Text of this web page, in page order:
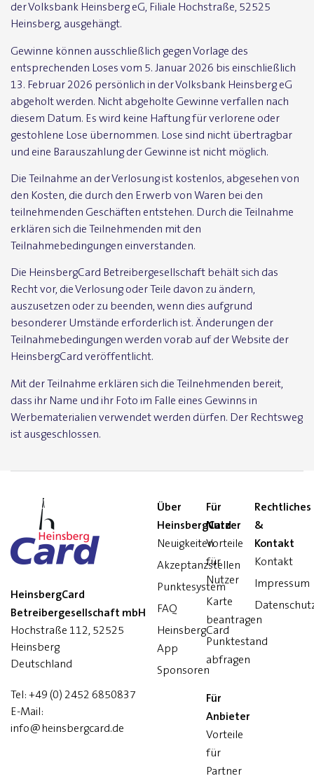
der Volksbank Heinsberg eG, Filiale Hochstraße, 52525
Heinsberg, ausgehängt.
Gewinne können ausschließlich gegen Vorlage des
entsprechenden Loses vom 5. Januar 2026 bis einschließlich
13. Februar 2026 persönlich in der Volksbank Heinsberg eG
abgeholt werden. Nicht abgeholte Gewinne verfallen nach
diesem Datum. Es wird keine Haftung für verlorene oder
gestohlene Lose übernommen. Lose sind nicht übertragbar
und eine Barauszahlung der Gewinne ist nicht möglich.
Die Teilnahme an der Verlosung ist kostenlos, abgesehen von
den Kosten, die durch den Erwerb von Waren bei den
teilnehmenden Geschäften entstehen. Durch die Teilnahme
erklären sich die Teilnehmenden mit den
Teilnahmebedingungen einverstanden.
Die HeinsbergCard Betreibergesellschaft behält sich das
Recht vor, die Verlosung oder Teile davon zu ändern,
auszusetzen oder zu beenden, wenn dies aufgrund
besonderer Umstände erforderlich ist. Änderungen der
Teilnahmebedingungen werden vorab auf der Website der
HeinsbergCard veröffentlicht.
Mit der Teilnahme erklären sich die Teilnehmenden bereit,
dass ihr Name und ihr Foto im Falle eines Gewinns in
Werbematerialien verwendet werden dürfen. Der Rechtsweg
ist ausgeschlossen.
HeinsbergCard
Betreibergesellschaft mbH
Hochstraße 112, 52525
Heinsberg
Deutschland
Tel: +49 (0) 2452 6850837
E-Mail:
info@heinsbergcard.de
Über
HeinsbergCard
Neuigkeiten
Akzeptanzstellen
Punktesystem
FAQ
HeinsbergCard
App
Sponsoren
Für
Nutzer
Vorteile
für
Nutzer
Karte
beantragen
Punktestand
abfragen
Für
Anbieter
Vorteile
für
Partner
Rechtliches
&
Kontakt
Kontakt
Impressum